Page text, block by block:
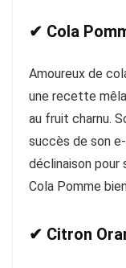
✔ Cola
Amoureux de
une recette
au fruit charnu.
succès de son
déclinaison pour
Cola Pomme
✔ Citron